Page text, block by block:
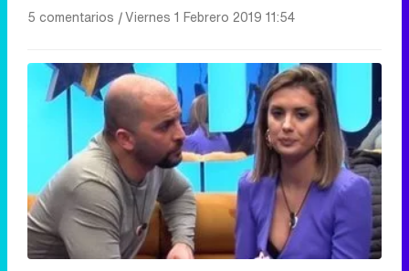
5 comentarios |Viernes 1 Febrero 2019 11:54